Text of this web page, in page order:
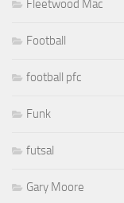
Fleetwood Mac
Football
football pfc
Funk
futsal
Gary Moore